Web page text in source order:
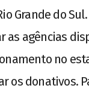
Grande do
as agências
no
os donativos.